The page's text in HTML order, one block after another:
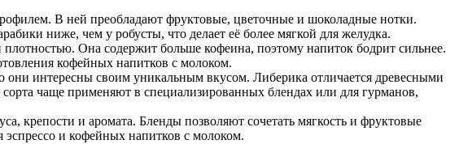
В ней преобладают фруктовые, цветочные и шоколадные нотки.
ниже, чем у робусты, что делает её более мягкой для желудка.
Она содержит больше кофеина, поэтому напиток бодрит сильнее.
кофейных напитков с молоком.
они интересны своим уникальным вкусом. Либерика отличается древесными
чаще применяют в специализированных блендах или для гурманов,
крепости и аромата. Бленды позволяют сочетать мягкость и фруктовые
и кофейных напитков с молоком.